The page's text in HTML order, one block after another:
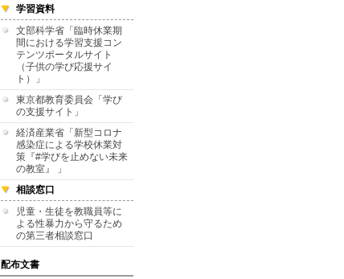
学習資料
文部科学省「臨時休業期
間における学習支援コン
テンツポータルサイト
（子供の学び応援サイ
ト）」
東京都教育委員会「学び
の支援サイト」
経済産業省「新型コロナ
感染症による学校休業対
策『#学びを止めない未来
の教室』 」
相談窓口
児童・生徒を教職員等に
よる性暴力から守るため
の第三者相談窓口
配布文書